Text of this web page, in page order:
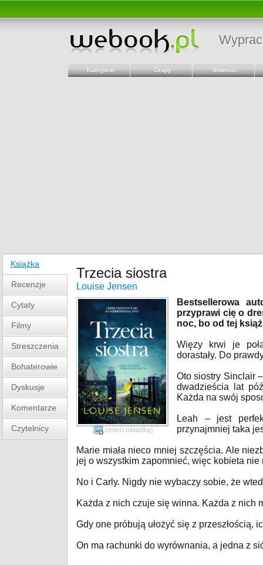
Kategorie Grupy Nowości
Książka
Recenzje
Cytaty
Filmy
Streszczenia
Bohaterowie
Dyskusje
Komentarze
Czytelnicy
Trzecia siostra
Louise Jensen
[ zmień okładkę]
Bestsellerowa
przyprawi cię o
noc, bo od tej
Więzy krwi je
dorastały. Do
Oto siostry Sinclair
dwadzieścia lat
Każda na swój
Leah – jest
przynajmniej taka
Marie miała nieco mniej szczęścia. Ale
jej o wszystkim zapomnieć, więc kobieta nie
No i Carly. Nigdy nie wybaczy sobie, że
Każda z nich czuje się winna. Każda z nich
Gdy one próbują ułożyć się z przeszłością,
On ma rachunki do wyrównania, a jedna z